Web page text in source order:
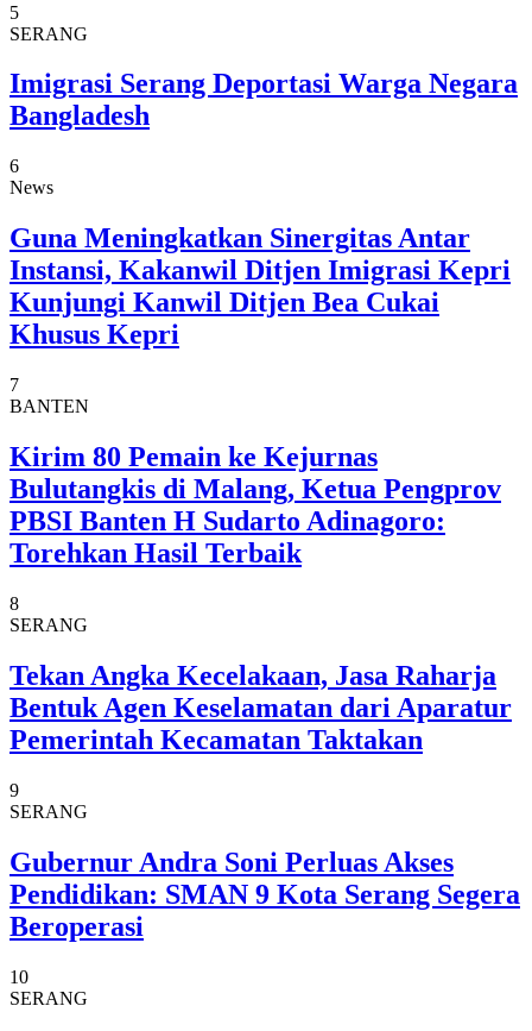
5
SERANG
Imigrasi Serang Deportasi Warga Negara
Bangladesh
6
News
Guna Meningkatkan Sinergitas Antar
Instansi, Kakanwil Ditjen Imigrasi Kepri
Kunjungi Kanwil Ditjen Bea Cukai
Khusus Kepri
7
BANTEN
Kirim 80 Pemain ke Kejurnas
Bulutangkis di Malang, Ketua Pengprov
PBSI Banten H Sudarto Adinagoro:
Torehkan Hasil Terbaik
8
SERANG
Tekan Angka Kecelakaan, Jasa Raharja
Bentuk Agen Keselamatan dari Aparatur
Pemerintah Kecamatan Taktakan
9
SERANG
Gubernur Andra Soni Perluas Akses
Pendidikan: SMAN 9 Kota Serang Segera
Beroperasi
10
SERANG